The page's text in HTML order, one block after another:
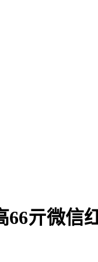
66亓微信